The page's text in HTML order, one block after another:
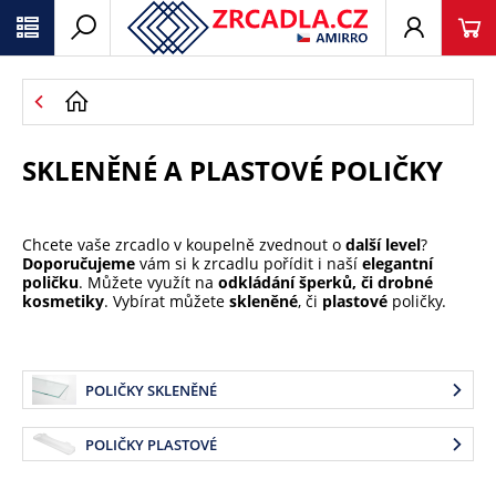
SKLENĚNÉ A PLASTOVÉ POLIČKY
Chcete vaše zrcadlo v koupelně zvednout o další level?
Doporučujeme vám si k zrcadlu pořídit i naší elegantní
poličku. Můžete využít na odkládání šperků, či drobné
kosmetiky. Vybírat můžete skleněné, či plastové poličky.
POLIČKY SKLENĚNÉ
POLIČKY PLASTOVÉ